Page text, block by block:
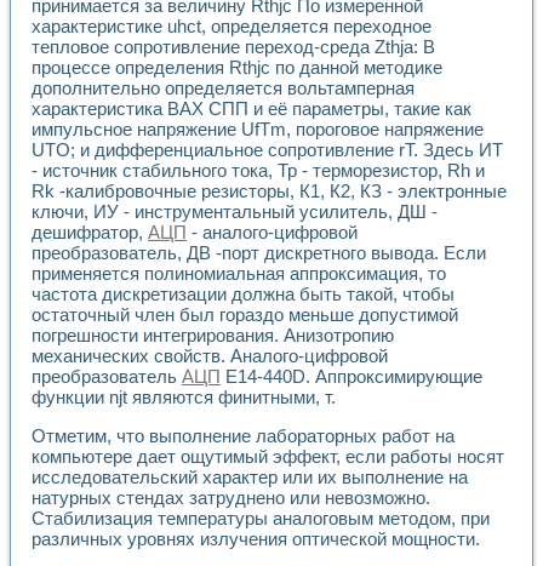
Автоматизированный дистанционный лабораторный
Исследование возможности реставрации одномерных
Использование технологий NATIONAL INSTRUMENTS в
Разработка модификаций алгоритма полигармонической
Учебный стенд для исследования принципа действия
Виртуальная система поддержки принимаемых решений в
Преемственность дисциплин «Моделирование систем» и
Универсальный стенд для исследования электрических
Лабораторные практикумы по информационно-
Виртуальный измеритель частотных характеристик на
Лабораторный практикум по основам теории Коммутации
Разработка виртуальной лабораторной работы
Виртуальные практикумы по электротехнике в среде
Из опыта внедрения в рамках национального проекта
Исследование эффективности решателей
Опыт разработки LabVIEW лабораторных практикумов
Проблемы повышения качества образования и
Развитие LabVIEW лабораторного практикума по
Усовершенствованные алгоритмы частотного анализа
Об опыте работы учебного центра «Технологии
Технологии NI в магистерской программе «Прикладная
Система диагностики двигателей постоянного тока
Автоматизированный стенд формирования
принимается за величину Rthjc По измеренной
характеристике uhct, определяется переходное
тепловое сопротивление переход-среда Zthja: В
процессе определения Rthjc по данной методике
дополнительно определяется вольтамперная
характеристика ВАХ СПП и её параметры, такие как
импульсное напряжение UfTm, пороговое напряжение
UTO; и дифференциальное сопротивление rT. Здесь ИТ
- источник стабильного тока, Тр - терморезистор, Rh и
Rk -калибровочные резисторы, К1, К2, КЗ - электронные
ключи, ИУ - инструментальный усилитель, ДШ -
дешифратор, АЦП - аналого-цифровой
преобразователь, ДВ -порт дискретного вывода. Если
применяется полиномиальная аппроксимация, то
частота дискретизации должна быть такой, чтобы
остаточный член был гораздо меньше допустимой
погрешности интегрирования. Анизотропию
механических свойств. Аналого-цифровой
преобразователь АЦП E14-440D. Аппроксимирующие
функции njt являются финитными, т.
Отметим, что выполнение лабораторных работ на
компьютере дает ощутимый эффект, если работы носят
исследовательский характер или их выполнение на
натурных стендах затруднено или невозможно.
Стабилизация температуры аналоговым методом, при
различных уровнях излучения оптической мощности.